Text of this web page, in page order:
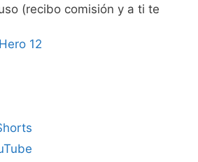
(recibo comisión y a ti te
12